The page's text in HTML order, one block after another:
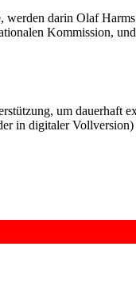
werden darin Olaf
Kommission,
um dauerhaft
in digitaler